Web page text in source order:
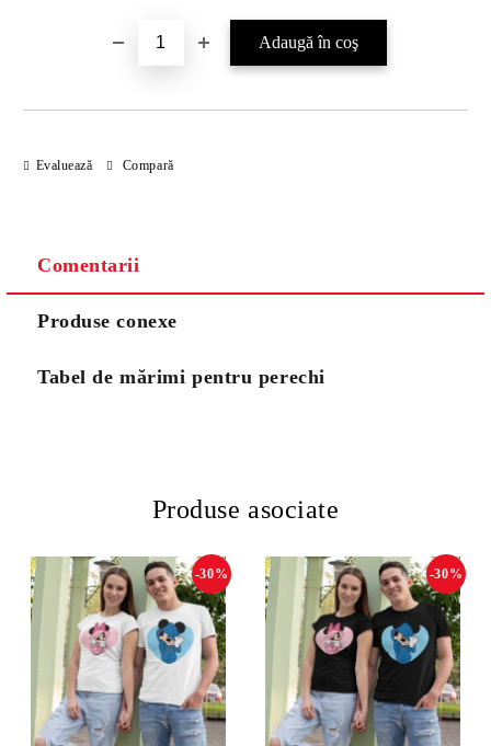
Evaluează Compară
Comentarii
Produse conexe
Tabel de mărimi pentru perechi
Produse asociate
-30% -30%